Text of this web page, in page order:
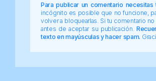
Para publicar un comentario
incógnito es posible que no funcione,
volver a bloquearlas. Si tu comentario
antes de aceptar su publicación.
texto en mayúsculas y hacer spam.